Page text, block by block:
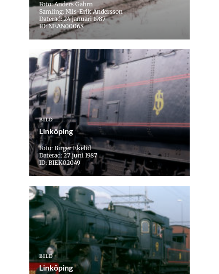
Foto: Anders Gahrn
Samling: Nils-Erik Andersson
Daterad: 24 januari 1987
ID: NEAN00068
BILD
Linköping
Foto: Birger Ekelid
Daterad: 27 juni 1987
ID: BIEK02049
BILD
Linköping